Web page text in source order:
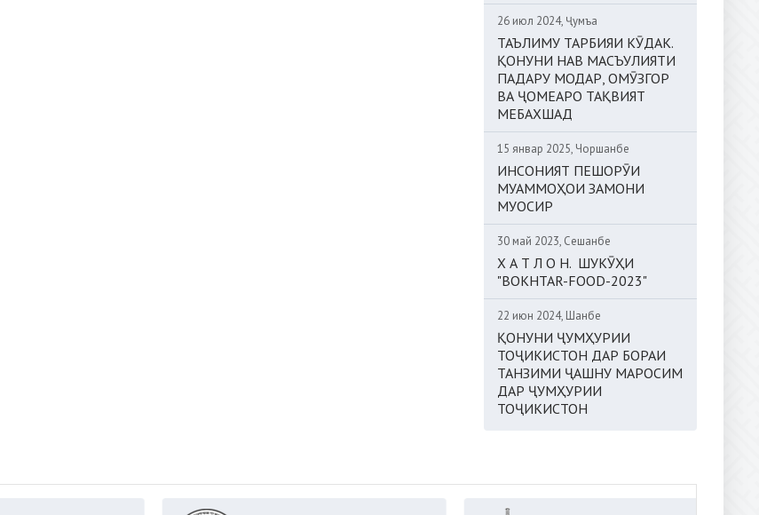
26 июл 2024, Ҷумъа
ТАЪЛИМУ ТАРБИЯИ КӮДАК.
ҚОНУНИ НАВ МАСЪУЛИЯТИ
ПАДАРУ МОДАР, ОМӮЗГОР
ВА ҶОМЕАРО ТАҚВИЯТ
МЕБАХШАД
15 январ 2025, Чоршанбе
ИНСОНИЯТ ПЕШОРӮИ
МУАММОҲОИ ЗАМОНИ
МУОСИР
30 май 2023, Сешанбе
Х А Т Л О Н. ШУКӮҲИ
"BOKHTAR-FOOD-2023"
22 июн 2024, Шанбе
ҚОНУНИ ҶУМҲУРИИ
ТОҶИКИСТОН ДАР БОРАИ
ТАНЗИМИ ҶАШНУ МАРОСИМ
ДАР ҶУМҲУРИИ
ТОҶИКИСТОН